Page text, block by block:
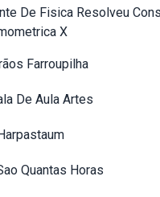
De Fisica Resolveu
X
Farroupilha
De Aula Artes
Quantas Horas